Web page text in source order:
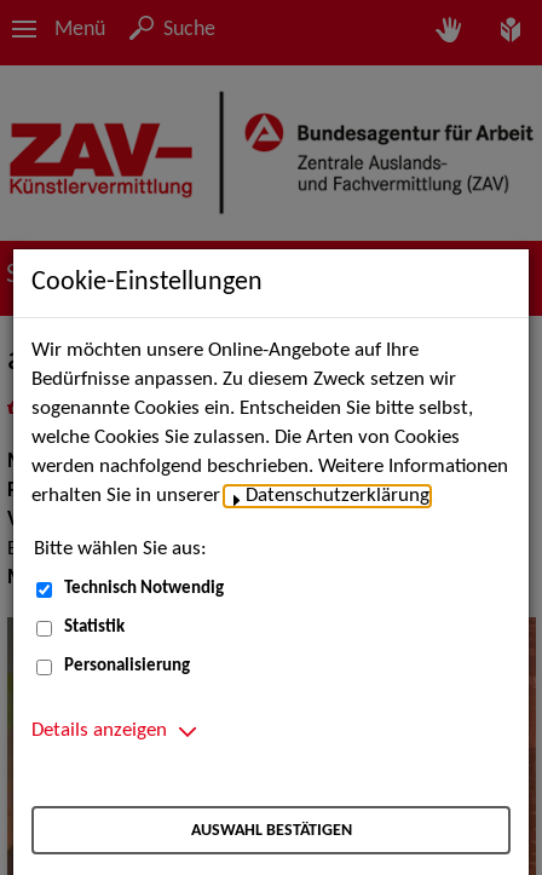
Menü Suche
Suche nach Künstler*innen
acoustic music poets
als PDF speichern
inMeine Merklistelegen
Musik:Pop, Rock & Tanzmusik
Pop Rock Tanzmusik:Latin Tanzbands, Blues und Boogie
Volksmusik Internationale Folklore:
Bands, Sonstige Folklore
Musik Shows:Folklore
Cookie-Einstellungen
Wir möchten unsere Online-Angebote auf Ihre
Bedürfnisse anpassen. Zu diesem Zweck setzen wir
sogenannte Cookies ein. Entscheiden Sie bitte selbst,
welche Cookies Sie zulassen. Die Arten von Cookies
werden nachfolgend beschrieben. Weitere Informationen
erhalten Sie in unserer
Datenschutzerklärung
Bitte wählen Sie aus:
Technisch Notwendig
Statistik
Personalisierung
Details anzeigen
AUSWAHL BESTÄTIGEN